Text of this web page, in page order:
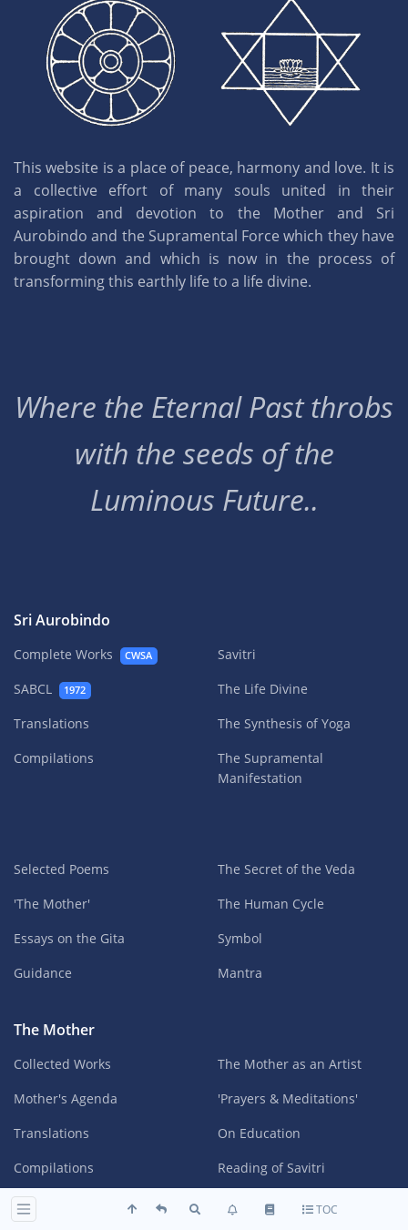
TOC
This website is a place of peace, harmony and love. It is
a collective effort of many souls united in their
aspiration and devotion to the Mother and Sri
Aurobindo and the Supramental Force which they have
brought down and which is now in the process of
transforming this earthly life to a life divine.
Where the Eternal Past throbs
with the seeds of the
Luminous Future..
Sri Aurobindo
Complete Works CWSA
SABCL 1972
Translations
Compilations
Savitri
The Life Divine
The Synthesis of Yoga
The Supramental
Manifestation
Selected Poems
'The Mother'
Essays on the Gita
Guidance
The Secret of the Veda
The Human Cycle
Symbol
Mantra
The Mother
Collected Works
Mother's Agenda
Translations
Compilations
The Mother as an Artist
'Prayers & Meditations'
On Education
Reading of Savitri